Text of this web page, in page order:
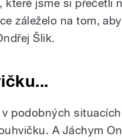
které jsme si přečetli
záleželo na tom,
Šlik.
podobných
A Jáchym